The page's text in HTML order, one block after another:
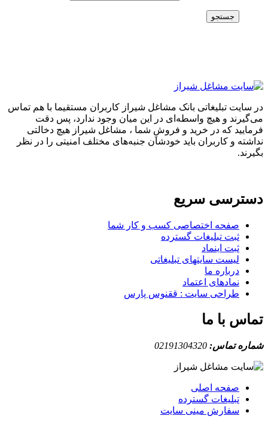
جستجو
در سایت تبلیغاتی بانک مشاغل شیراز کاربران مستقیما با هم تماس
می‌گیرند و هیچ واسطه‌ای در این میان وجود ندارد، پس دقت
فرمایید که در خرید و فروشِ شما ، مشاغل شیراز هیچ دخالتی
نداشته و کاربران باید خودشان جنبه‌های مختلف امنیتی را در نظر
بگیرند.
دسترسی سریع
صفحه اختصاصی کسب و کار شما
ثبت تبلیغات گسترده
ثبت اینماد
لیست سایتهای تبلیغاتی
درباره ما
نمادهای اعتماد
طراحی سایت : ققنوس پارس
تماس با ما
شماره تماس: 02191304320
صفحه اصلی
تبلیغات گسترده
سفارش مینی سایت